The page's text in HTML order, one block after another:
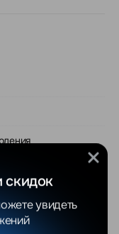
скидок
увидеть